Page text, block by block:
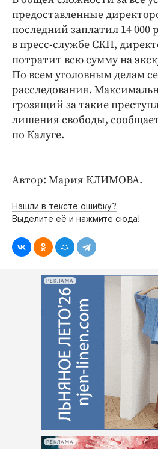
предоставленные
последний заплатил 14 000
в пресс-службе СКП,
потратит всю сумму на
По всем уголовным делам
расследования.
грозящий за такие
лишения свободы,
по Калуге.
Автор: Мария КЛИМОВА.
Нашли в тексте ошибку?
Выделите её и нажмите сюда!
РЕКЛАМА
РЕКЛАМА